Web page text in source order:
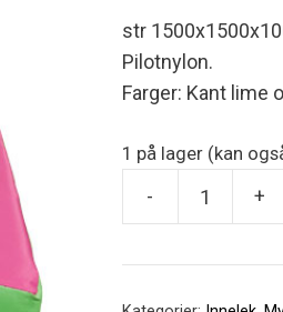
str
Pilotnylon.
Farger: Kant lime
1 på lager (kan
-
antall
+